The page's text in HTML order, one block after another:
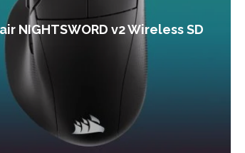
NIGHTSWORD v2 Wireless SD